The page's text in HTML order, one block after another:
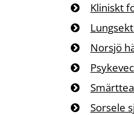
Kliniskt
Norsjö
Sorsele